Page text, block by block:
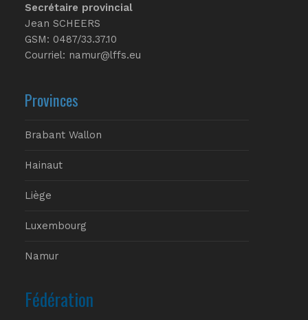
Secrétaire provincial
Jean SCHEERS
GSM: 0487/33.37.10
Courriel: namur@lffs.eu
Provinces
Brabant Wallon
Hainaut
Liège
Luxembourg
Namur
Fédération